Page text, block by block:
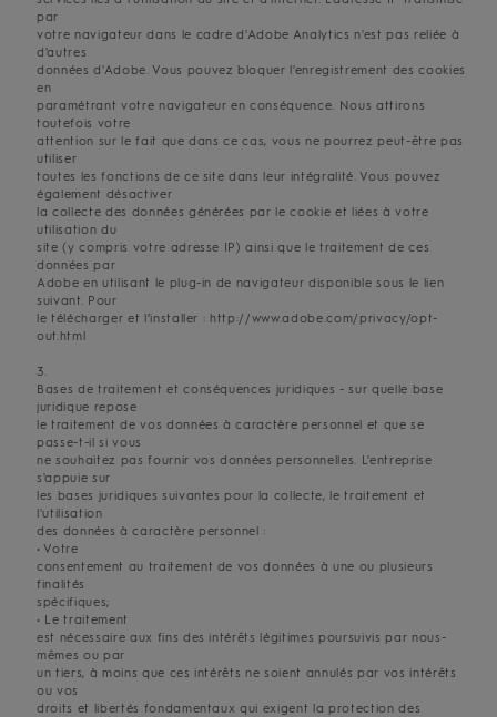
par
votre navigateur dans le cadre d'Adobe Analytics n'est pas reliée à
d'autres
données d'Adobe. Vous pouvez bloquer l'enregistrement des cookies
en
paramétrant votre navigateur en conséquence. Nous attirons
toutefois votre
attention sur le fait que dans ce cas, vous ne pourrez peut-être pas
utiliser
toutes les fonctions de ce site dans leur intégralité. Vous pouvez
également désactiver
la collecte des données générées par le cookie et liées à votre
utilisation du
site (y compris votre adresse IP) ainsi que le traitement de ces
données par
Adobe en utilisant le plug-in de navigateur disponible sous le lien
suivant. Pour
le télécharger et l’installer : http://www.adobe.com/privacy/opt-
out.html
3.
Bases de traitement et conséquences juridiques - sur quelle base
juridique repose
le traitement de vos données à caractère personnel et que se
passe-t-il si vous
ne souhaitez pas fournir vos données personnelles. L'entreprise
s'appuie sur
les bases juridiques suivantes pour la collecte, le traitement et
l'utilisation
des données à caractère personnel :
• Votre
consentement au traitement de vos données à une ou plusieurs
finalités
spécifiques;
• Le traitement
est nécessaire aux fins des intérêts légitimes poursuivis par nous-
mêmes ou par
un tiers, à moins que ces intérêts ne soient annulés par vos intérêts
ou vos
droits et libertés fondamentaux qui exigent la protection des